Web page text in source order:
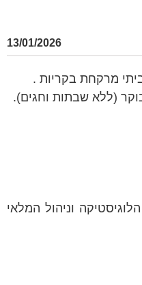
13/01/2026
מרקחת בקריות .
(ללא שבתות וחגים).
וניהול המלאי